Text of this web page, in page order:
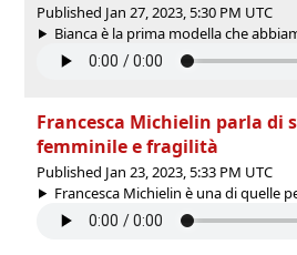
Published Jan 27, 2023, 5:30 PM UTC
Bianca è la prima modella che
Francesca Michielin parla di
femminile e fragilità
Published Jan 23, 2023, 5:33 PM UTC
Francesca Michielin è una di quelle